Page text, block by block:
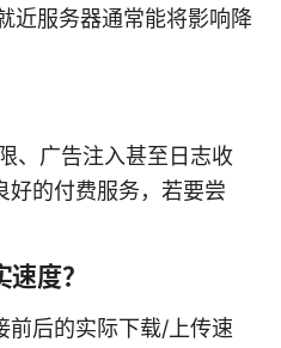
近服务器通常能将影响降
、广告注入甚至日志收
好的付费服务，若要尝
度？
前后的实际下载/上传速